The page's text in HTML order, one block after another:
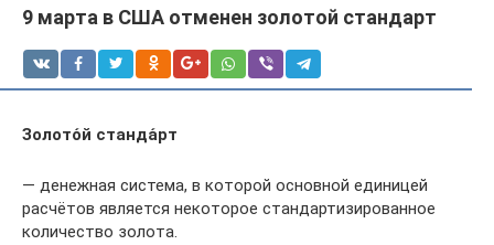
9 марта в США отменен золотой стандарт
Золото́й станда́рт
— денежная система, в которой основной единицей
расчётов является некоторое стандартизированное
количество золота.